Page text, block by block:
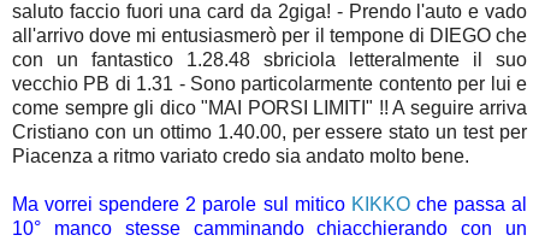
saluto faccio fuori una card da 2giga! - Prendo l'auto e vado
all'arrivo dove mi entusiasmerò per il tempone di DIEGO che
con un fantastico 1.28.48 sbriciola letteralmente il suo
vecchio PB di 1.31 - Sono particolarmente contento per lui e
come sempre gli dico "MAI PORSI LIMITI" !! A seguire arriva
Cristiano con un ottimo 1.40.00, per essere stato un test per
Piacenza a ritmo variato credo sia andato molto bene.
Ma vorrei spendere 2 parole sul mitico KIKKOche passa al
10° manco stesse camminando chiacchierando con un